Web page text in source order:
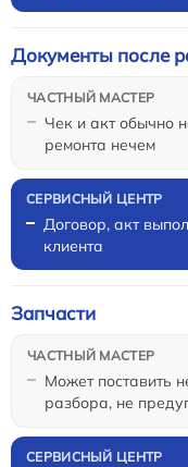
Чек и акт обычно
ремонта нечем
Документы после
Договор, акт
клиента
Может поставить
разбора, не
Запчасти